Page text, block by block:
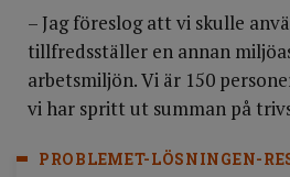
– Jag föreslog att vi skulle
tillfredsställer en annan
arbetsmiljön. Vi är 150
vi har spritt ut summan på
PROBLEMET-LÖSNINGEN-